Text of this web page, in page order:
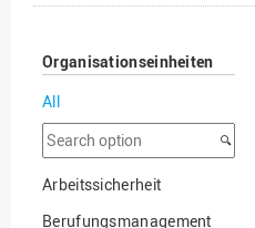
filter
Organisationseinheiten
All
Search
option
Arbeitssicherheit
Berufungsmanagement